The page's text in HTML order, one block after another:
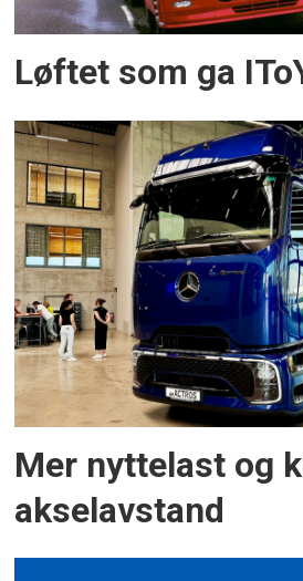
Løftet som ga
Mer nyttelast og
akselavstand